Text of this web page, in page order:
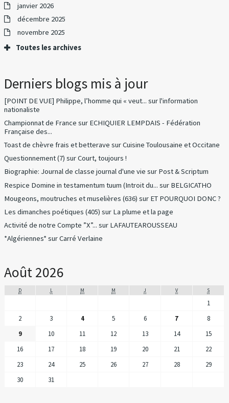
janvier 2026
décembre 2025
novembre 2025
Toutes les archives
Derniers blogs mis à jour
[POINT DE VUE] Philippe, l’homme qui « veut... surl'information
nationaliste
Championnat de France sur ECHIQUIER LEMPDAIS - Fédération
Française des...
Toast de chèvre frais et betterave surCuisine Toulousaine et Occitane
Questionnement (7) surCourt, toujours !
Biographie: Journal de classe journal d'une vie sur Post & Scriptum
Respice Domine in testamentum tuum (Introit du... sur BELGICATHO
Mougeons, moutruches et muselières (636) sur ET POURQUOI DONC ?
Les dimanches poétiques (405) sur La plume et la page
Activité de notre Compte ”X”... sur LAFAUTEAROUSSEAU
*Algériennes*surCarré Verlaine
Août 2026
D L M M J V S
1
2
3 4 5 6 7
8
9
10 11 12 13 14
15
16
17 18 19 20 21
22
23
24 25 26 27 28
29
30
31